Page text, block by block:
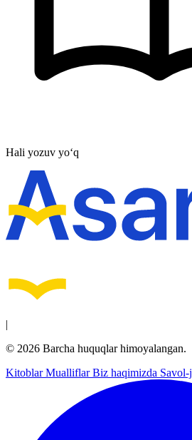
Hali yozuv yo‘q
|
© 2026 Barcha huquqlar himoyalangan.
KitoblarMualliflarBiz haqimizda